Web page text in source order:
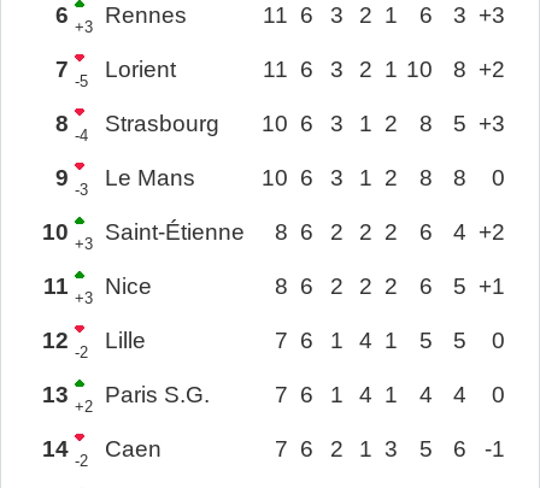
6 +3 Rennes 11 6 3 2 1 6 3 +3
7 -5 Lorient 11 6 3 2 1 10 8 +2
8 -4 Strasbourg 10 6 3 1 2 8 5 +3
9 -3 Le Mans 10 6 3 1 2 8 8 0
10 +3 Saint-Étienne 8 6 2 2 2 6 4 +2
11 +3 Nice 8 6 2 2 2 6 5 +1
12 -2 Lille 7 6 1 4 1 5 5 0
13 +2 Paris S.G. 7 6 1 4 1 4 4 0
14 -2 Caen 7 6 2 1 3 5 6 -1